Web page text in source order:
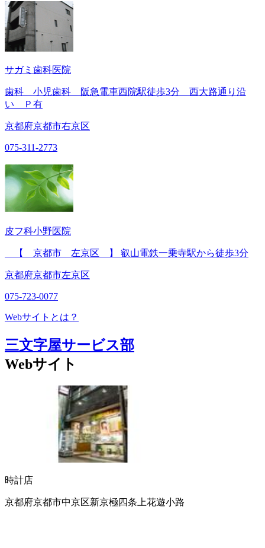
サガミ歯科医院
歯科 小児歯科 阪急電車西院駅徒歩3分 西大路通り沿
い Ｐ有
京都府京都市右京区
075-311-2773
皮フ科小野医院
【 京都市 左京区 】 叡山電鉄一乗寺駅から徒歩3分
京都府京都市左京区
075-723-0077
Webサイトとは？
三文字屋サービス部
Webサイト
時計店
京都府京都市中京区新京極四条上花遊小路